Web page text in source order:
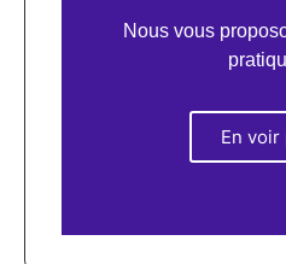
Nous vous
En voir